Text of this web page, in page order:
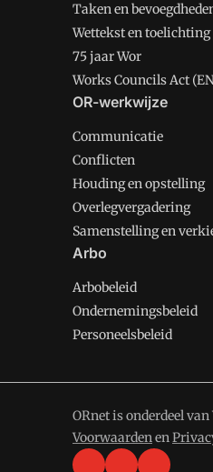
Taken en
Wettekst en toelichting
75 jaar Wor
Works Councils Act
OR-werkwijze
Communicatie
Conflicten
Houding en opstelling
Overlegvergadering
Samenstelling en
Arbo
Arbobeleid
Ondernemingsbeleid
Personeelsbeleid
ORnet is onderdeel
Voorwaardenen